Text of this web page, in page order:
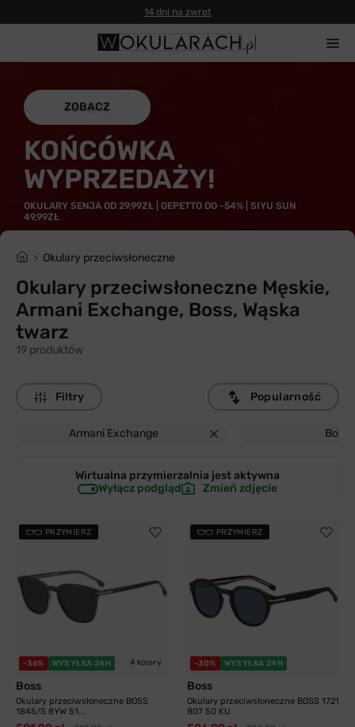
14 dni na zwrot
ZOBACZ
KOŃCÓWKA
WYPRZEDAŻY!
OKULARY SENJA OD 29,99ZŁ | GEPETTO DO -54% | SIYU SUN
49,99ZŁ
Okulary przeciwsłoneczne
Okulary przeciwsłoneczne Męskie,
Armani Exchange, Boss, Wąska
twarz
19 produktów
Filtry
Armani Exchange Boss
Popularność
Wirtualna przymierzalnia jestaktywna
Wyłącz podgląd
Zmień zdjęcie
PRZYMIERZ
-36% WYSYŁKA 24H 4 kolory
Boss
Okulary przeciwsłoneczne BOSS
1845/S 8YW 51...
PRZYMIERZ
-30% WYSYŁKA 24H
Boss
Okulary przeciwsłoneczne BOSS 1721
807 50 KU